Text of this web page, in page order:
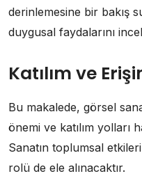
derinlemesine bir bakış
duygusal faydalarını
Katılım ve
Bu makalede, görsel
önemi ve katılım yolları
Sanatın toplumsal
rolü de ele alınacaktır.